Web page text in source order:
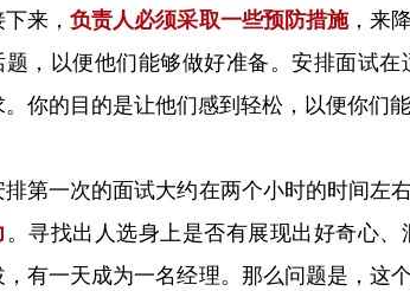
下来，负责人必须采取一些预防措施，来
题，以便他们能够做好准备。安排面试
。你的目的是让他们感到轻松，以便你们
排第一次的面试大约在两个小时的时间左
。寻找出人选身上是否有展现出好奇心
，有一天成为一名经理。那么问题是，这